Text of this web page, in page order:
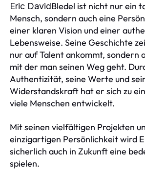
Eric DavidBledel ist nicht nur ein
Mensch, sondern auch eine
einer klaren Vision und einer
Lebensweise. Seine Geschichte
nur auf Talent ankommt, sondern
mit der man seinen Weg geht.
Authentizität, seine Werte und
Widerstandskraft hat er sich zu
viele Menschen entwickelt.
Mit seinen vielfältigen Projekten
einzigartigen Persönlichkeit wird
sicherlich auch in Zukunft eine
spielen.